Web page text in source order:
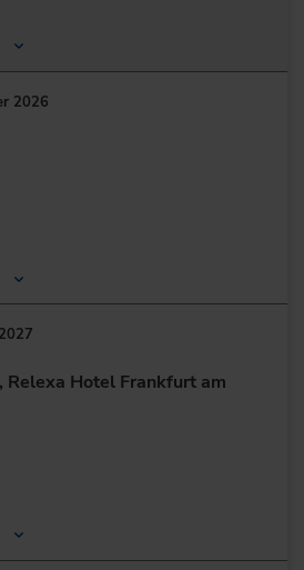
2026
Relexa Hotel Frankfurt am